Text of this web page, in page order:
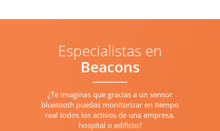
Especialistas en
Beacons
¿Te imaginas que gracias a un sensor
bluetooth puedas monitorizar en tiempo
real todos los activos de una empresa,
hospital o edificio?